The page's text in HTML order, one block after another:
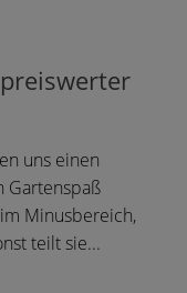
uns einen
Gartenspaß
Minusbereich,
teilt sie...